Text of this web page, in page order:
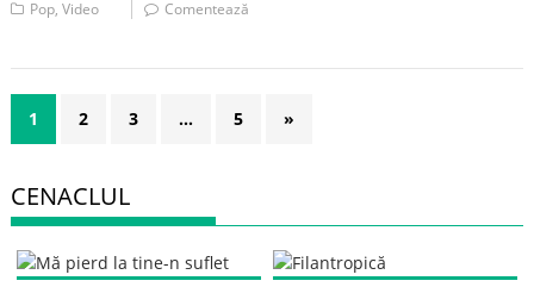
Pop,Video Comentează
1 2 3 … 5 »
CENACLUL